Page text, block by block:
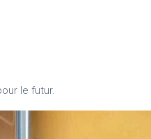
le futur.